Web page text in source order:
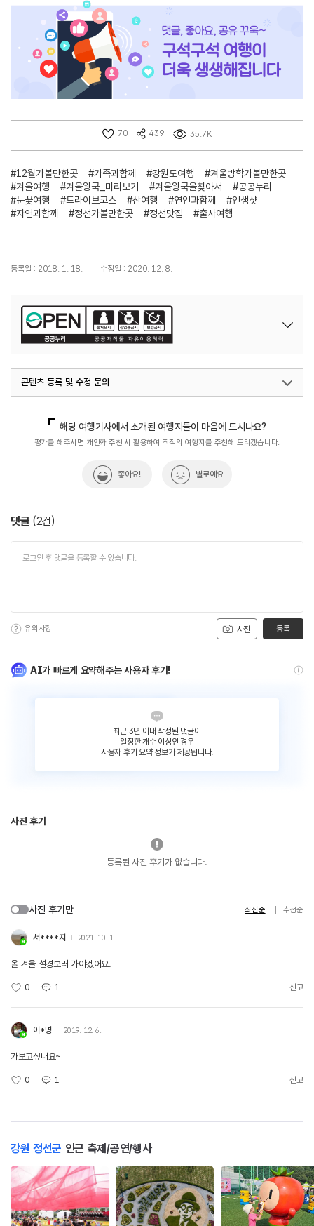
70 439 35.7K
#12월가볼만한곳 #가족과함께 #강원도여행
#겨울방학가볼만한곳
#겨울여행
#겨울왕국_미리보기 #겨울왕국을찾아서
#공공누리
#눈꽃여행
#드라이브코스 #산여행 #연인과함께
#인생샷
#자연과함께
#정선가볼만한곳 #정선맛집 #출사여행
등록일 : 2018. 1. 18. 수정일 : 2020. 12. 8.
콘텐츠 등록 및 수정 문의
해당 여행기사에서 소개된 여행지들이 마음에 드시나요?
평가를 해주시면 개인화 추천 시 활용하여 최적의 여행지를 추천해 드리겠습니다.
좋아요! 별로예요
댓글 (2건)
사진
유의사항 등록
AI가 빠르게 요약해주는 사용자 후기!
최근 3년 이내 작성된 댓글이
일정한 개수 이상인 경우
사용자 후기 요약 정보가 제공됩니다.
사진 후기
등록된 사진 후기가 없습니다.
사진 후기만 최신순 추천순
서****지 2021. 10. 1.
올 겨울 설경보러 가야겠어요.
0 1 신고
이*명 2019. 12. 6.
가보고싶내요~
0 1 신고
강원 정선군 인근 축제/공연/행사